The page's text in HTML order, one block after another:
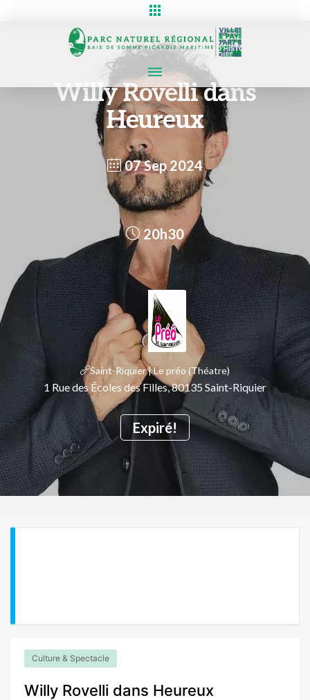
Willy Rovelli dans
Heureux
07 Sep 2024
Expiré!
20h30
Saint-Riquier | Le préo (Théatre)
1 Rue des Écoles des Filles, 80135 Saint-Riquier
Culture & Spectacle
Willy Rovelli dans Heureux